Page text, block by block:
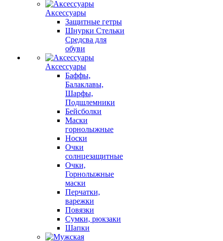
Аксессуары
Защитные гетры
Шнурки Стельки
Средсва для
обуви
Аксессуары
Баффы,
Балаклавы,
Шарфы,
Подшлемники
Бейсболки
Маски
горнолыжные
Носки
Очки
солнцезащитные
Очки,
Горнолыжные
маски
Перчатки,
варежки
Повязки
Сумки, рюкзаки
Шапки